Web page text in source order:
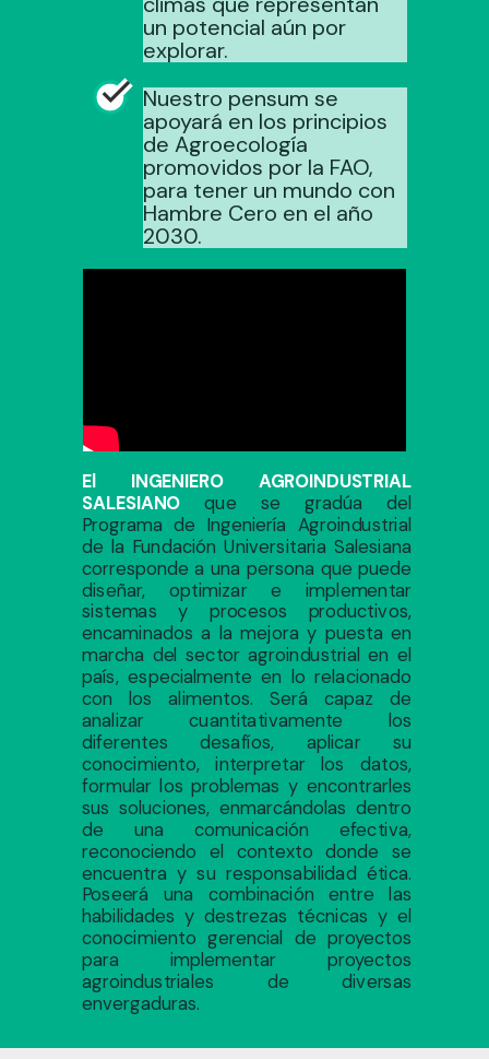
un potencial aún por
explorar.
Nuestro pensum se
apoyará en los principios
de Agroecología
promovidos por la FAO,
para tener un mundo con
Hambre Cero en el año
2030.
El INGENIERO AGROINDUSTRIAL
SALESIANO que se gradúa del
Programa de Ingeniería Agroindustrial
de la Fundación Universitaria Salesiana
corresponde a una persona que puede
diseñar, optimizar e implementar
sistemas y procesos productivos,
encaminados a la mejora y puesta en
marcha del sector agroindustrial en el
país, especialmente en lo relacionado
con los alimentos. Será capaz de
analizar cuantitativamente los
diferentes desafíos, aplicar su
conocimiento, interpretar los datos,
formular los problemas y encontrarles
sus soluciones, enmarcándolas dentro
de una comunicación efectiva,
reconociendo el contexto donde se
encuentra y su responsabilidad ética.
Poseerá una combinación entre las
habilidades y destrezas técnicas y el
conocimiento gerencial de proyectos
para implementar proyectos
agroindustriales de diversas
envergaduras.